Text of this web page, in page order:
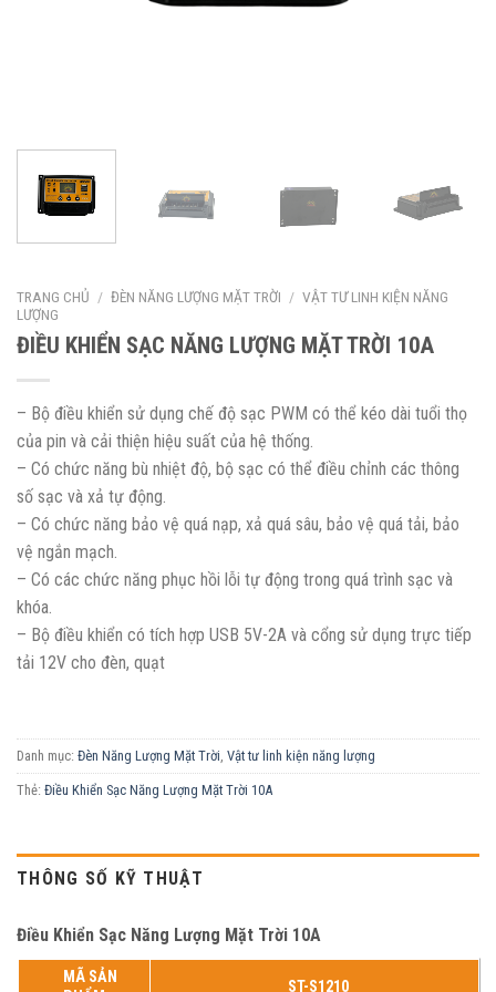
TRANG CHỦ / ĐÈN NĂNG LƯỢNG MẶT TRỜI / VẬT TƯ LINH KIỆN NĂNG
LƯỢNG
ĐIỀU KHIỂN SẠC NĂNG LƯỢNG MẶT TRỜI 10A
– Bộ điều khiển sử dụng chế độ sạc PWM có thể kéo dài tuổi thọ
của pin và cải thiện hiệu suất của hệ thống.
– Có chức năng bù nhiệt độ, bộ sạc có thể điều chỉnh các thông
số sạc và xả tự động.
– Có chức năng bảo vệ quá nạp, xả quá sâu, bảo vệ quá tải, bảo
vệ ngắn mạch.
– Có các chức năng phục hồi lỗi tự động trong quá trình sạc và
khóa.
– Bộ điều khiển có tích hợp USB 5V-2A và cổng sử dụng trực tiếp
tải 12V cho đèn, quạt
Danh mục: Đèn Năng Lượng Mặt Trời Vật tư linh kiện năng lượng
Thẻ: Điều Khiển Sạc Năng Lượng Mặt Trời 10A
THÔNG SỐ KỸ THUẬT
Điều Khiển Sạc Năng Lượng Mặt Trời 10A
MÃ SẢN
ST-S1210